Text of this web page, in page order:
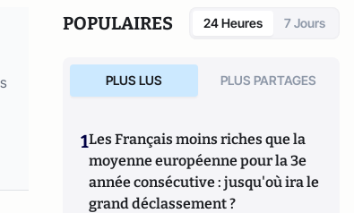
POPULAIRES 24 Heures 7 Jours
PLUS LUS PLUS PARTAGES
1Les Français moins riches que la
moyenne européenne pour la 3e
année consécutive : jusqu'où ira le
grand déclassement ?